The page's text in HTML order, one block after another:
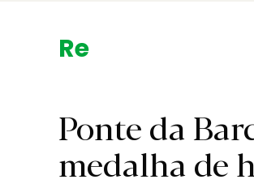
Região.
Ponte da
medalha de